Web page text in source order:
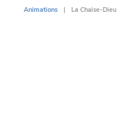
Animations La Chaise-Dieu